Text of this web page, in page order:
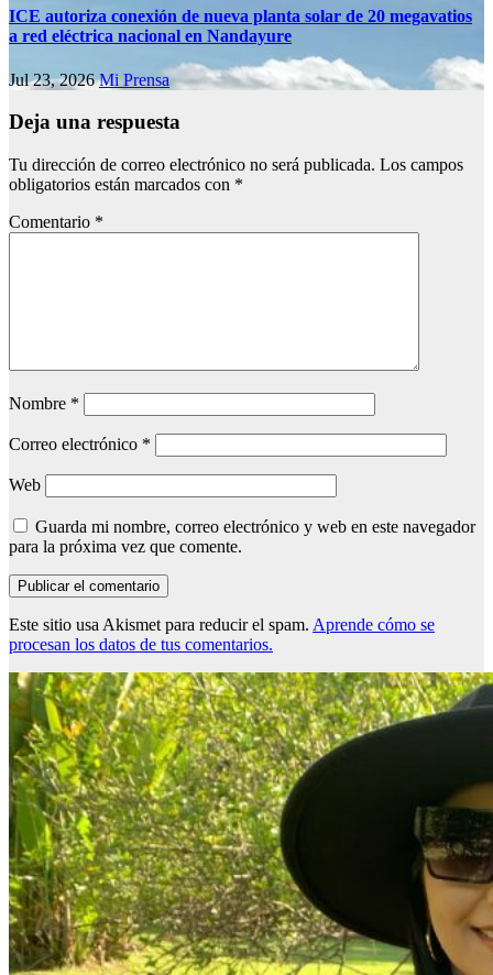
ICE autoriza conexión de nueva planta solar de 20 megavatios
a red eléctrica nacional en Nandayure
Jul 23, 2026Mi Prensa
Deja una respuesta
Tu dirección de correo electrónico no será publicada. Los campos
obligatorios están marcados con *
Comentario *
Nombre *
Correo electrónico *
Web
Guarda mi nombre, correo electrónico y web en este navegador
para la próxima vez que comente.
Este sitio usa Akismet para reducir el spam. Aprende cómo se
procesan los datos de tus comentarios.